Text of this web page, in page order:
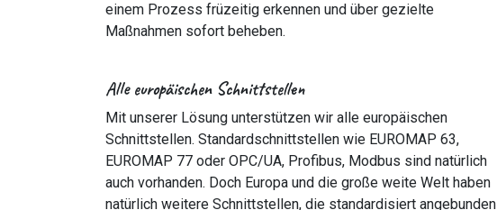
einem Prozess früzeitig erkennen und über gezielte
Maßnahmen sofort beheben.
Alle europäischen Schnittstellen
Mit unserer Lösung unterstützen wir alle europäischen
Schnittstellen. Standardschnittstellen wie EUROMAP 63,
EUROMAP 77 oder OPC/UA, Profibus, Modbus sind natürlich
auch vorhanden. Doch Europa und die große weite Welt haben
natürlich weitere Schnittstellen, die standardisiert angebunden